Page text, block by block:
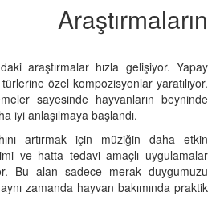
araştırmalar hızla gelişiyor. Yapay
özel kompozisyonlar yaratılıyor.
sayesinde hayvanların beyninde
iyi anlaşılmaya başlandı.
artırmak için müziğin daha etkin
ve hatta tedavi amaçlı uygulamalar
Bu alan sadece merak duygumuzu
zamanda hayvan bakımında praktik